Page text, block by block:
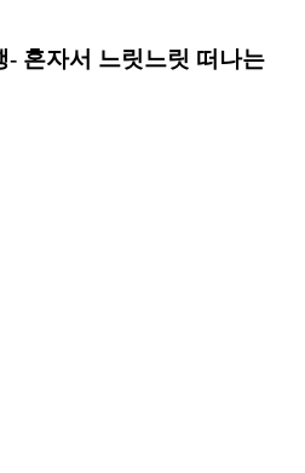
- 혼자서 느릿느릿 떠나는